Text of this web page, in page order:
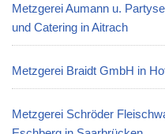
Metzgerei Aumann u.
und Catering in Aitrach
Metzgerei Braidt GmbH in
Metzgerei Schröder